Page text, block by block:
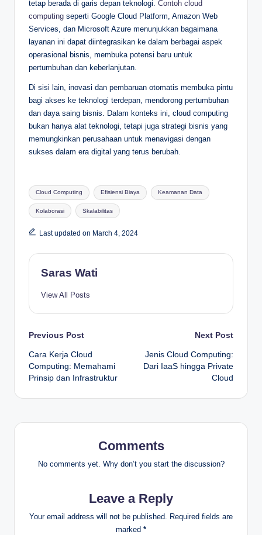
tetap berada di garis depan teknologi. Contoh cloud
computing seperti Google Cloud Platform, Amazon Web
Services, dan Microsoft Azure menunjukkan bagaimana
layanan ini dapat diintegrasikan ke dalam berbagai aspek
operasional bisnis, membuka potensi baru untuk
pertumbuhan dan keberlanjutan.
Di sisi lain, inovasi dan pembaruan otomatis membuka pintu
bagi akses ke teknologi terdepan, mendorong pertumbuhan
dan daya saing bisnis. Dalam konteks ini, cloud computing
bukan hanya alat teknologi, tetapi juga strategi bisnis yang
memungkinkan perusahaan untuk menavigasi dengan
sukses dalam era digital yang terus berubah.
Tags:
Cloud Computing Efisiensi Biaya Keamanan Data
Kolaborasi Skalabilitas
Last updated on March 4, 2024
Saras Wati
View All Posts
Post
navigation
Previous Post
Cara Kerja Cloud
Computing: Memahami
Prinsip dan Infrastruktur
Next Post
Jenis Cloud Computing:
Dari IaaS hingga Private
Cloud
Comments
No comments yet. Why don’t you start the discussion?
Leave a Reply
Your email address will not be published.
Required fields are
marked *